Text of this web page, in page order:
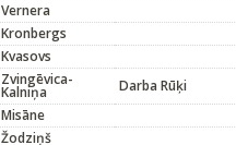
Vernera
Kronbergs
Kvasovs
Zvingēvica-
Kalniņa
Darba Rūķi
Misāne
Žodziņš